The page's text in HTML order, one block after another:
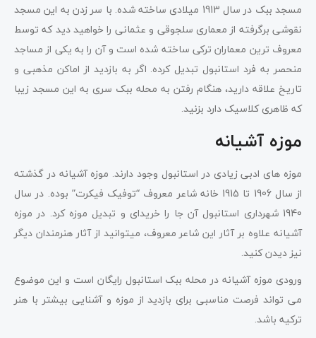
مسجد ببک در سال 1913 میلادی ساخته شده. با سر زدن به این مسجد
نقوشی برگرفته از معماری سلجوقی و عثمانی را خواهید دید که توسط
معروف ترین معماران ترکی ساخته شده است و آن را به یکی از مساجد
منحصر به فرد استانبول تبدیل کرده. اگر به بازدید از اماکن مذهبی و
تاریخ علاقه دارید، هنگام رفتن به محله ببک سری به این مسجد زیبا
که ظاهری کلاسیک دارد بزنید.
موزه آشیانه
موزه های ادبی زیادی در استانبول وجود دارند. موزه آشیانه در گذشته
از سال 1906 تا 1915 خانه شاعر معروف “توفیک فیکرت” بوده. در سال
1940 شهرداری استانبول آن جا را خریدای و تبدیل موزه کرد. در موزه
آشیانه علاوه بر آثار این شاعر معروف، میتوانید از آثار هنرمندان دیگر
نیز دیدن کنید.
ورودی موزه آشیانه در محله ببک استانبول رایگان است و این موضوع
می تواند فرصت مناسبی برای بازدید از موزه و آشنایی بیشتر با هنر
ترکیه باشد.